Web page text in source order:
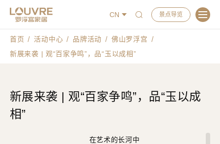
CN 景点导览
首页 活动中心 品牌活动
佛山罗浮宫
新展来袭 | 观“百家争鸣”，品“玉以成相”
新展来袭 | 观“百家争鸣”，品“玉以成
相”
在艺术的长河中